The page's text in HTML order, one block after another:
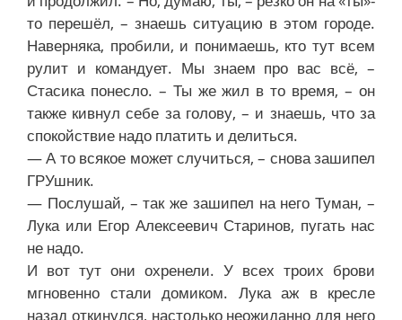
то перешёл, – знаешь ситуацию в этом городе.
Наверняка, пробили, и понимаешь, кто тут всем
рулит и командует. Мы знаем про вас всё, –
Стасика понесло. – Ты же жил в то время, – он
также кивнул себе за голову, – и знаешь, что за
спокойствие надо платить и делиться.
— А то всякое может случиться, – снова зашипел
ГРУшник.
— Послушай, – так же зашипел на него Туман, –
Лука или Егор Алексеевич Старинов, пугать нас
не надо.
И вот тут они охренели. У всех троих брови
мгновенно стали домиком. Лука аж в кресле
назад откинулся, настолько неожиданно для него